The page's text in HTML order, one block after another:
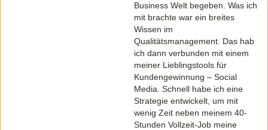
Business Welt begeben. Was ich
mit brachte war ein breites
Wissen im
Qualitätsmanagement. Das hab
ich dann verbunden mit einem
meiner Lieblingstools für
Kundengewinnung – Social
Media. Schnell habe ich eine
Strategie entwickelt, um mit
wenig Zeit neben meinem 40-
Stunden Vollzeit-Job meine